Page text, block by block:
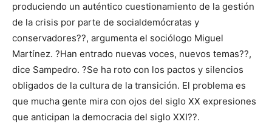
produciendo un auténtico cuestionamiento de la gestión
de la crisis por parte de socialdemócratas y
conservadores??, argumenta el sociólogo Miguel
Martínez. ?Han entrado nuevas voces, nuevos temas??,
dice Sampedro. ?Se ha roto con los pactos y silencios
obligados de la cultura de la transición. El problema es
que mucha gente mira con ojos del siglo XX expresiones
que anticipan la democracia del siglo XXI??.